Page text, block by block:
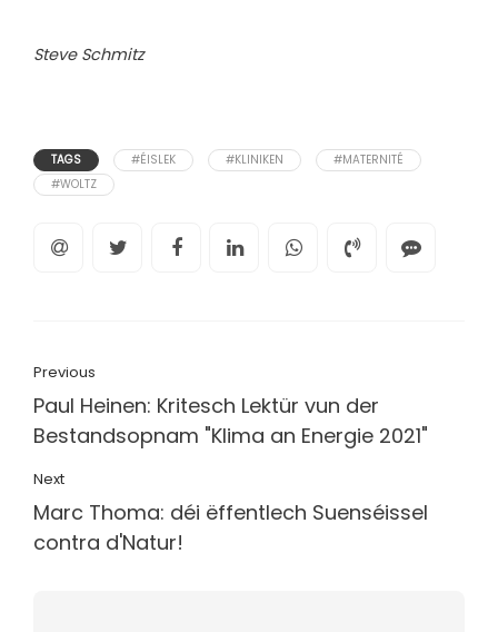
Steve Schmitz
TAGS #ÉISLEK #KLINIKEN
#MATERNITÉ
#WOLTZ
Previous
Paul Heinen: Kritesch Lektür vun der
Bestandsopnam "Klima an Energie 2021"
Next
Marc Thoma: déi ëffentlech Suenséissel
contra d'Natur!